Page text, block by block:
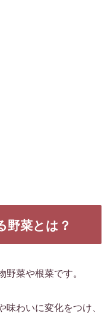
野菜とは？
野菜や根菜です。
味わいに変化をつけ、